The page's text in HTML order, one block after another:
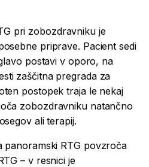
pri zobozdravniku je
priprave. Pacient sedi
postavi v oporo, na
zaščitna pregrada za
postopek traja le nekaj
zobozdravniku natančno
ali terapij.
panoramski RTG povzroča
– v resnici je